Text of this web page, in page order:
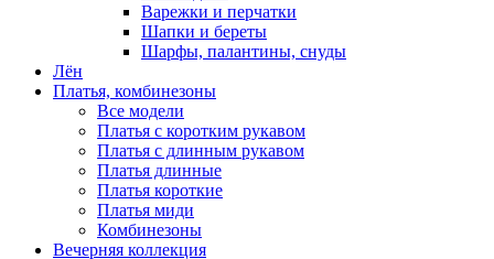
Варежки и перчатки
Шапки и береты
Шарфы, палантины, снуды
Лён
Платья, комбинезоны
Все модели
Платья с коротким рукавом
Платья с длинным рукавом
Платья длинные
Платья короткие
Платья миди
Комбинезоны
Вечерняя коллекция